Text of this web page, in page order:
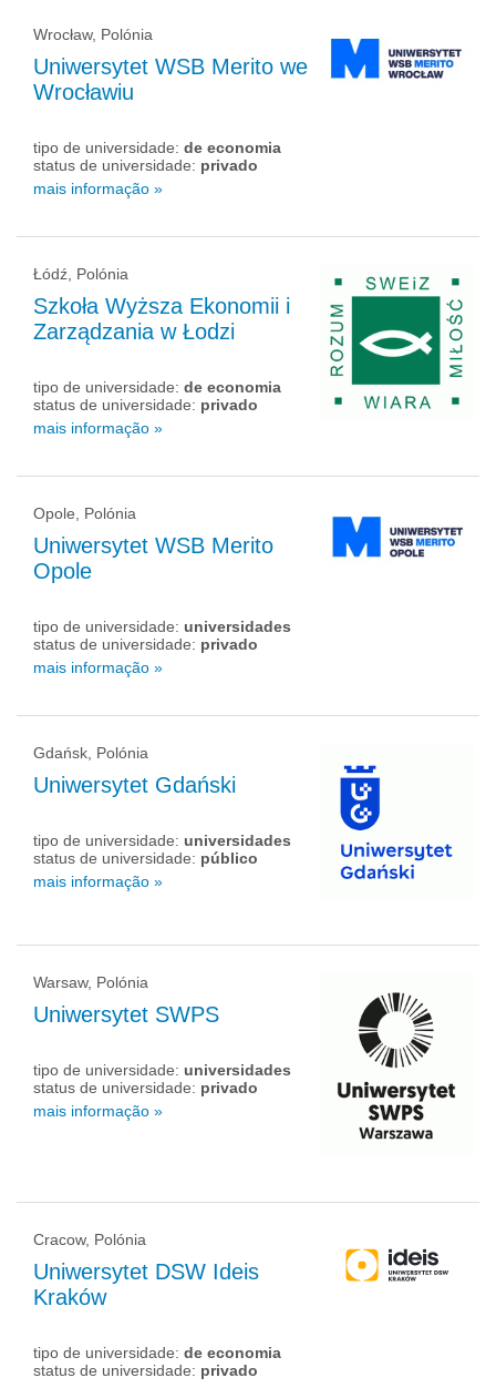
Wrocław, Polónia
Uniwersytet WSB Merito we
Wrocławiu
tipo de universidade: de economia
status de universidade: privado
mais informação »
Łódź, Polónia
Szkoła Wyższa Ekonomii i
Zarządzania w Łodzi
tipo de universidade: de economia
status de universidade: privado
mais informação »
Opole, Polónia
Uniwersytet WSB Merito
Opole
tipo de universidade: universidades
status de universidade: privado
mais informação »
Gdańsk, Polónia
Uniwersytet Gdański
tipo de universidade: universidades
status de universidade: público
mais informação »
Warsaw, Polónia
Uniwersytet SWPS
tipo de universidade: universidades
status de universidade: privado
mais informação »
Cracow, Polónia
Uniwersytet DSW Ideis
Kraków
tipo de universidade: de economia
status de universidade: privado